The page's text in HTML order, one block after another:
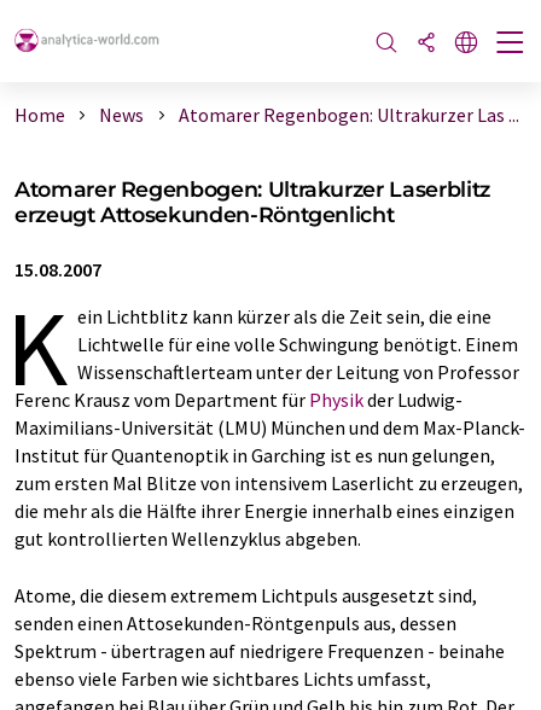
Home News Atomarer Regenbogen: Ultrakurzer Las ...
Atomarer Regenbogen: Ultrakurzer Laserblitz
erzeugt Attosekunden-Röntgenlicht
15.08.2007
K ein Lichtblitz kann kürzer als die Zeit sein, die eine
Lichtwelle für eine volle Schwingung benötigt. Einem
Wissenschaftlerteam unter der Leitung von Professor
Ferenc Krausz vom Department für Physikder Ludwig-
Maximilians-Universität (LMU) München und dem Max-Planck-
Institut für Quantenoptik in Garching ist es nun gelungen,
zum ersten Mal Blitze von intensivem Laserlicht zu erzeugen,
die mehr als die Hälfte ihrer Energie innerhalb eines einzigen
gut kontrollierten Wellenzyklus abgeben.
Atome, die diesem extremem Lichtpuls ausgesetzt sind,
senden einen Attosekunden-Röntgenpuls aus, dessen
Spektrum - übertragen auf niedrigere Frequenzen - beinahe
ebenso viele Farben wie sichtbares Lichts umfasst,